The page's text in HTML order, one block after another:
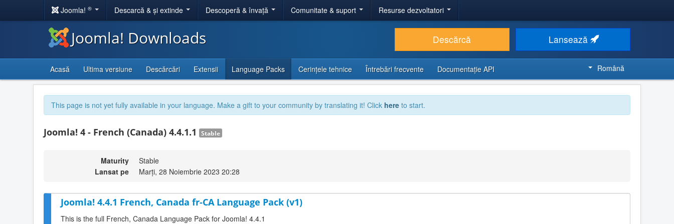
Joomla! ® Descarcă & și extinde Descoperă & învață Comunitate & suport Resurse dezvoltatori
Joomla! Downloads Descărcă Lansează
Acasă Ultima versiune Descărcări Extensii Language Packs Cerințele tehnice Întrebări frecvente Documentaţie API Română
This page is not yet fully available in your language. Make a gift to your community by translating it! Click here to start.
Joomla! 4 - French (Canada) 4.4.1.1 Stable
Maturity
Stable
Lansat pe
Marți, 28 Noiembrie 2023 20:28
Joomla! 4.4.1 French, Canada fr-CA Language Pack (v1)
This is the full French, Canada Language Pack for Joomla! 4.4.1